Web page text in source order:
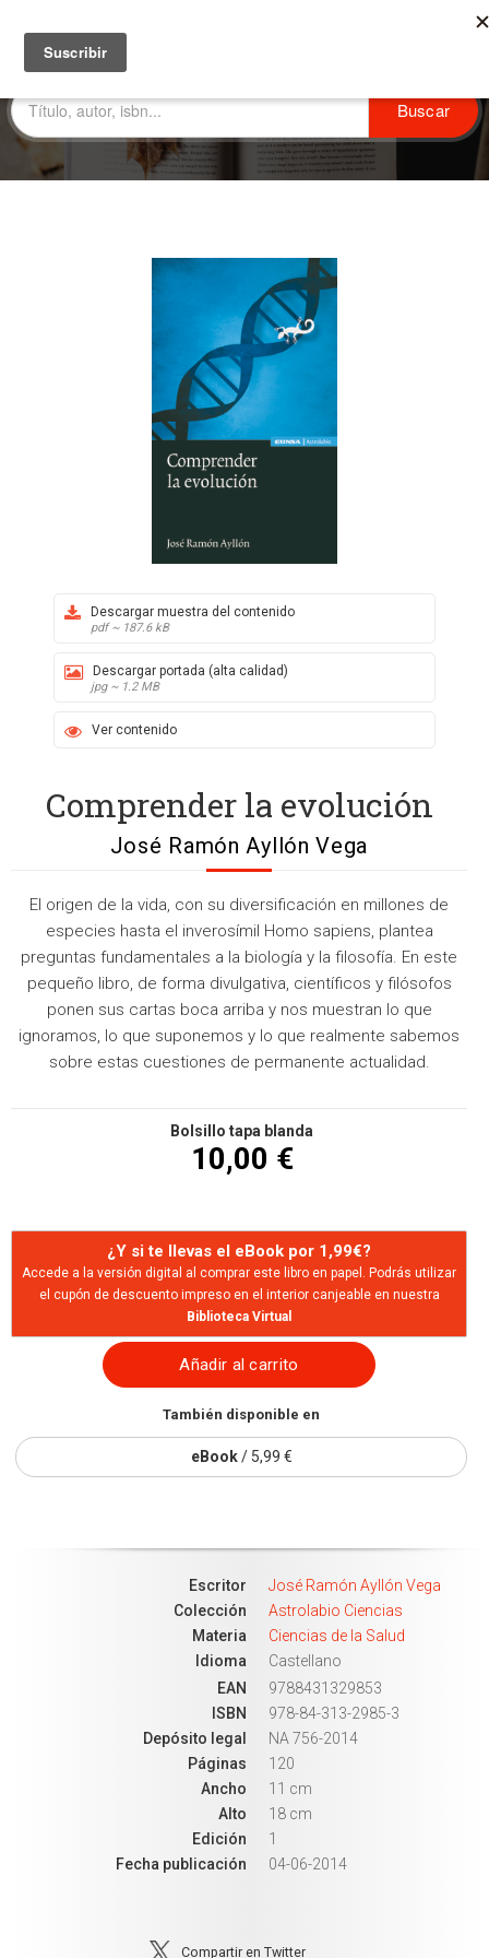
Descargar muestra del contenido
pdf ~ 187.6 kB
Descargar portada (alta calidad)
jpg ~ 1.2 MB
Ver contenido
Comprender la evolución
José Ramón Ayllón Vega
El origen de la vida, con su diversificación en millones de
especies hasta el inverosímil Homo sapiens, plantea
preguntas fundamentales a la biología y la filosofía. En este
pequeño libro, de forma divulgativa, científicos y filósofos
ponen sus cartas boca arriba y nos muestran lo que
ignoramos, lo que suponemos y lo que realmente sabemos
sobre estas cuestiones de permanente actualidad.
Bolsillo tapa blanda
10,00 €
¿Y si te llevas el eBook por 1,99€?
Accede a la versión digital al comprar este libro en papel. Podrás utilizar
el cupón de descuento impreso en el interior canjeable en nuestra
Biblioteca Virtual
Añadir al carrito
También disponible en
eBook/ 5,99 €
Escritor
José Ramón Ayllón Vega
Colección
Astrolabio Ciencias
Materia
Ciencias de la Salud
Idioma
Castellano
EAN
9788431329853
ISBN
978-84-313-2985-3
Depósito legal
NA 756-2014
Páginas
120
Ancho
11 cm
Alto
18 cm
Edición
1
Fecha publicación
04-06-2014
Compartir en Twitter